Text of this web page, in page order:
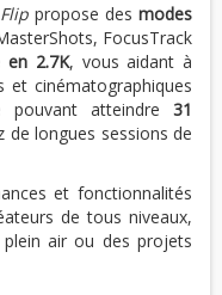
Flip propose desmodes
FocusTrack
en 2.7K, vous aidant à
et cinématographiques
pouvant atteindre 31
de longues sessions de
et fonctionnalités
de tous niveaux,
air ou des projets